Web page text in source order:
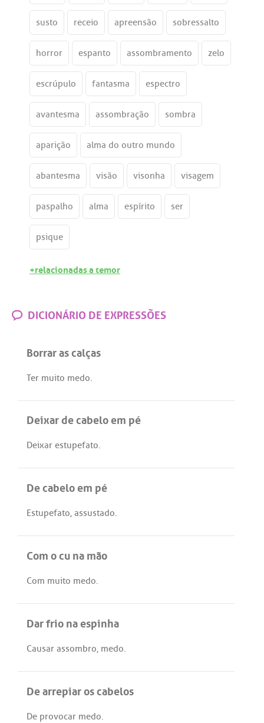
susto receio apreensão sobressalto
horror espanto assombramento zelo
escrúpulo fantasma espectro
avantesma assombração sombra
aparição alma do outro mundo
abantesma visão visonha visagem
paspalho alma espírito ser
psique
+relacionadas a temor
DICIONÁRIO DE EXPRESSÕES
Borrar as calças
Ter muito medo.
Deixar de cabelo em pé
Deixar estupefato.
De cabelo em pé
Estupefato, assustado.
Com o cu na mão
Com muito medo.
Dar frio na espinha
Causar assombro, medo.
De arrepiar os cabelos
De provocar medo.